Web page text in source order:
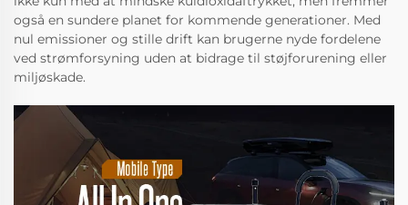
også en sundere planet for kommende generationer. Med
nul emissioner og stille drift kan brugerne nyde fordelene
ved strømforsyning uden at bidrage til støjforurening eller
miljøskade.